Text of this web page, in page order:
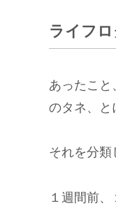
ライフ
あったこ
のタネ、と
それを分
１週間前